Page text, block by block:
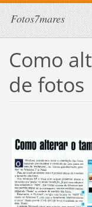
Fotos7mares
Como
de fotos